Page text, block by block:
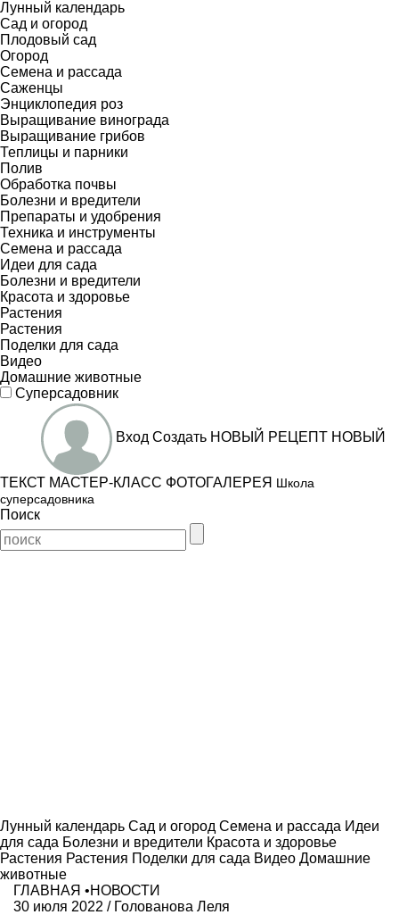
Лунный календарь
Сад и огород
Плодовый сад
Огород
Семена и рассада
Саженцы
Энциклопедия роз
Выращивание винограда
Выращивание грибов
Теплицы и парники
Полив
Обработка почвы
Болезни и вредители
Препараты и удобрения
Техника и инструменты
Семена и рассада
Идеи для сада
Болезни и вредители
Красота и здоровье
Растения
Растения
Поделки для сада
Видео
Домашние животные
Суперсадовник
Вход Создать НОВЫЙ РЕЦЕПТ НОВЫЙ
ТЕКСТ МАСТЕР-КЛАСС ФОТОГАЛЕРЕЯ Школа
суперсадовника
Поиск
Лунный календарь Сад и огород Семена и рассада Идеи
для сада Болезни и вредители Красота и здоровье
Растения Растения Поделки для сада Видео Домашние
животные
ГЛАВНАЯ •НОВОСТИ
30 июля 2022 / Голованова Леля